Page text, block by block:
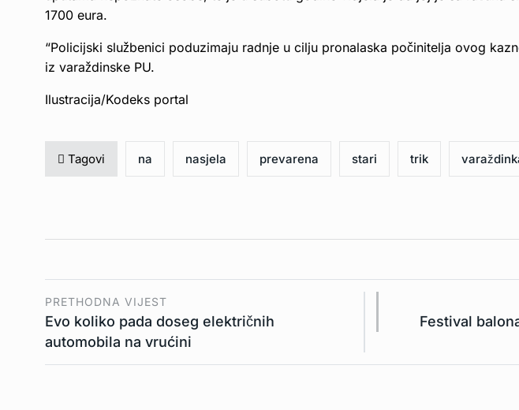
1700 eura.
“Policijski službenici poduzimaju radnje u cilju pronalaska počinitelja ovog
iz varaždinske PU.
Ilustracija/Kodeks portal
Tagovi na nasjela prevarena stari trik
PRETHODNA VIJEST
Evo koliko pada doseg električnih
automobila na vrućini
Festival